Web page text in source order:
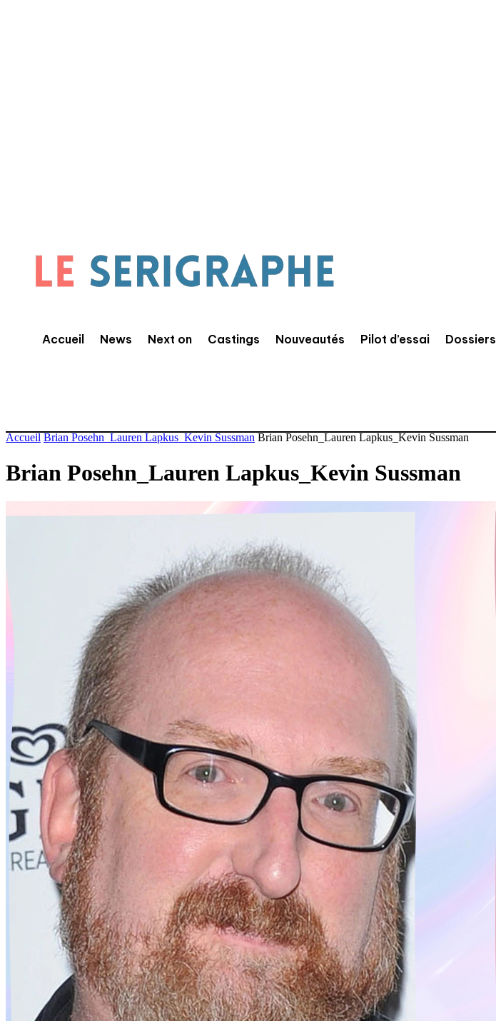
Accueil News Next on Castings Nouveautés Pilot d’essai Dossiers
Accueil Brian Posehn_Lauren Lapkus_Kevin Sussman Brian Posehn_Lauren Lapkus_Kevin Sussman
Brian Posehn_Lauren Lapkus_Kevin Sussman